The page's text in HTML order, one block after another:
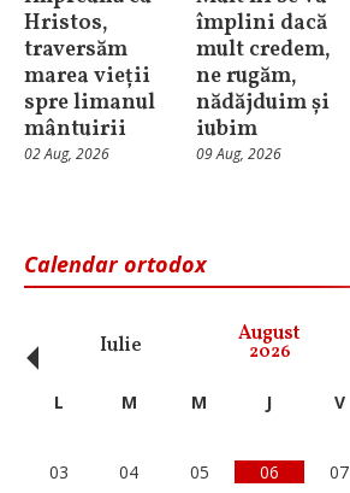
Hristos,
traversăm
marea vieții
spre limanul
mântuirii
02 Aug, 2026
împlini dacă
mult credem,
ne rugăm,
nădăjduim și
iubim
09 Aug, 2026
Calendar ortodox
Iulie August
2026
‹ L M M J V
03
04 05 06 07